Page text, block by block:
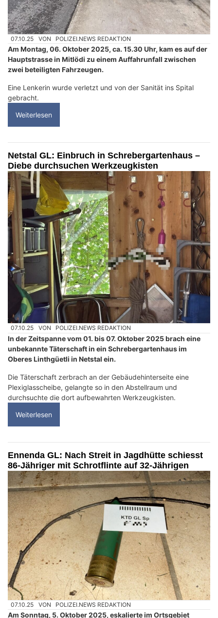
07.10.25 VON POLIZEI.NEWS REDAKTION
Am Montag, 06. Oktober 2025, ca. 15.30 Uhr, kam es auf der
Hauptstrasse in Mitlödi zu einem Auffahrunfall zwischen
zwei beteiligten Fahrzeugen.
Eine Lenkerin wurde verletzt und von der Sanität ins Spital
gebracht.
Weiterlesen
Netstal GL: Einbruch in Schrebergartenhaus –
Diebe durchsuchen Werkzeugkisten
07.10.25 VON POLIZEI.NEWS REDAKTION
In der Zeitspanne vom 01. bis 07. Oktober 2025 brach eine
unbekannte Täterschaft in ein Schrebergartenhaus im
Oberes Linthgüetli in Netstal ein.
Die Täterschaft zerbrach an der Gebäudehinterseite eine
Plexiglasscheibe, gelangte so in den Abstellraum und
durchsuchte die dort aufbewahrten Werkzeugkisten.
Weiterlesen
Ennenda GL: Nach Streit in Jagdhütte schiesst
86-Jähriger mit Schrotflinte auf 32-Jährigen
07.10.25 VON POLIZEI.NEWS REDAKTION
Am Sonntag, 5. Oktober 2025, eskalierte im Ortsgebiet